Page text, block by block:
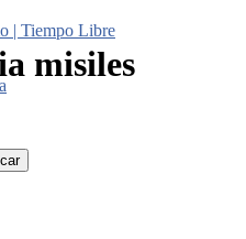
| Tiempo Libre
misiles